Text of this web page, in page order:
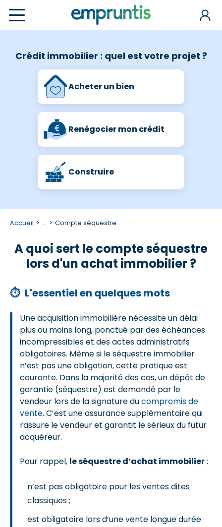
Crédit immobilier : quel est votre projet ?
Acheter un bien
Renégocier mon crédit
Construire
Accueil ... Compte séquestre
A quoi sert le compte séquestre
lors d'un achat immobilier ?
⏱ L'essentiel en quelques mots
Une acquisition immobilière nécessite un délai
plus ou moins long, ponctué par des échéances
incompressibles et des actes administratifs
obligatoires. Même si le séquestre immobilier
n’est pas une obligation, cette pratique est
courante. Dans la majorité des cas, un dépôt de
garantie (séquestre) est demandé par le
vendeur lors de la signature ducompromis de
vente. C’est une assurance supplémentaire qui
rassure le vendeur et garantit le sérieux du futur
acquéreur.
Pour rappel, le séquestre d’achat immobilier:
n’est pas obligatoire pour les ventes dites
classiques ;
est obligatoire lors d’une vente longue durée